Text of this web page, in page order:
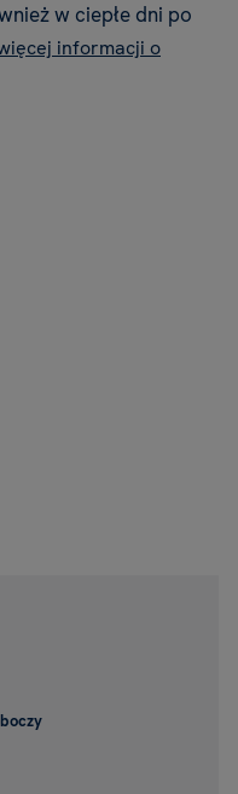
w ciepłe dni po
informacji o